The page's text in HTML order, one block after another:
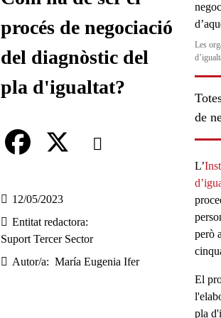
procés de negociació
del diagnòstic del
pla d'igualtat?
Comparteix
a
c
Compartir en altres xarxes
12/05/2023
Entitat redactora
Suport Tercer Sector
Autor/a
María Eugenia Ifer
Les
de
L’
però
El
pla